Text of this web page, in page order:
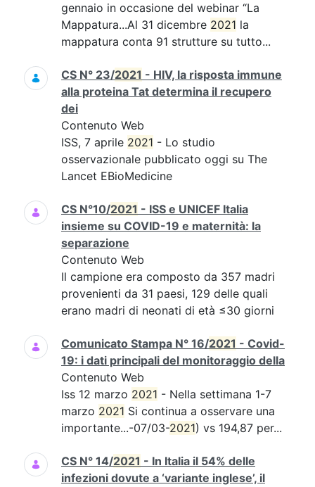
gennaio in occasione del webinar “La
Mappatura...Al 31 dicembre 2021 la
mappatura conta 91 strutture su tutto...
CS N° 23/2021 - HIV, la risposta immune
alla proteina Tat determina il recupero
dei
Contenuto Web
ISS, 7 aprile 2021 - Lo studio
osservazionale pubblicato oggi su The
Lancet EBioMedicine
CS N°10/2021 - ISS e UNICEF Italia
insieme su COVID-19 e maternità: la
separazione
Contenuto Web
Il campione era composto da 357 madri
provenienti da 31 paesi, 129 delle quali
erano madri di neonati di età ≤30 giorni
Comunicato Stampa N° 16/2021 - Covid-
19: i dati principali del monitoraggio della
Contenuto Web
Iss 12 marzo 2021 - Nella settimana 1-7
marzo 2021 Si continua a osservare una
importante...-07/03-2021) vs 194,87 per...
CS N° 14/2021 - In Italia il 54% delle
infezioni dovute a ‘variante inglese’, il